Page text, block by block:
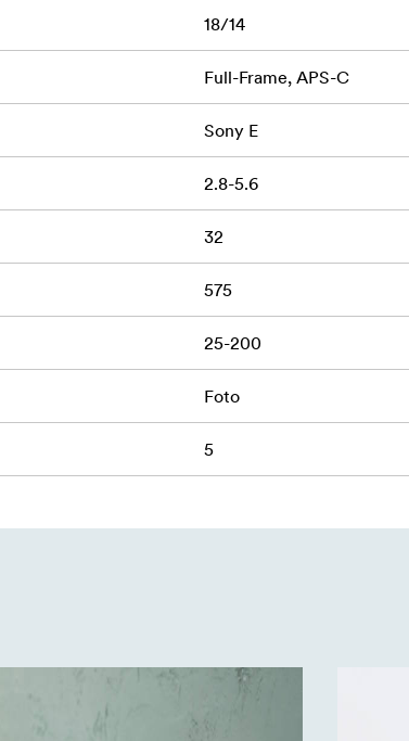
III VXD G2
18/14
Full-Frame, APS-C
Sony E
2.8-5.6
32
575
25-200
Foto
5